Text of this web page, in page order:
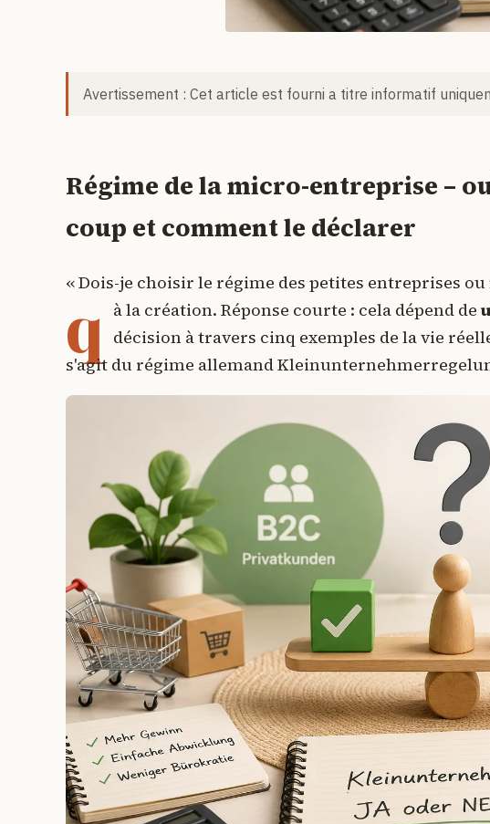
Avertissement : Cet article est fourni a titre informatif
Régime de la micro-entreprise –
coup et comment le déclarer
« Dois-je choisir le régime des petites entreprises
à la création. Réponse courte : cela dépend de
q décision à travers cinq exemples de la vie
s'agit du régime allemand